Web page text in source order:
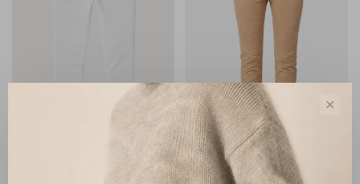
DNA Amsterdam
✕